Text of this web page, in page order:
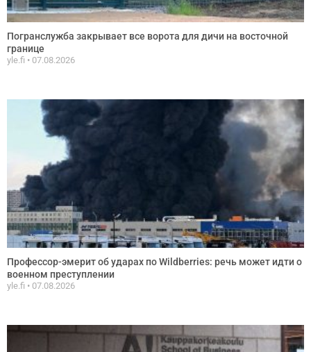
Погранслужба закрывает все ворота для дичи на восточной
границе
yle.fi 07.08.2026
Профессор-эмерит об ударах по Wildberries: речь может идти о
военном преступлении
yle.fi 07.08.2026